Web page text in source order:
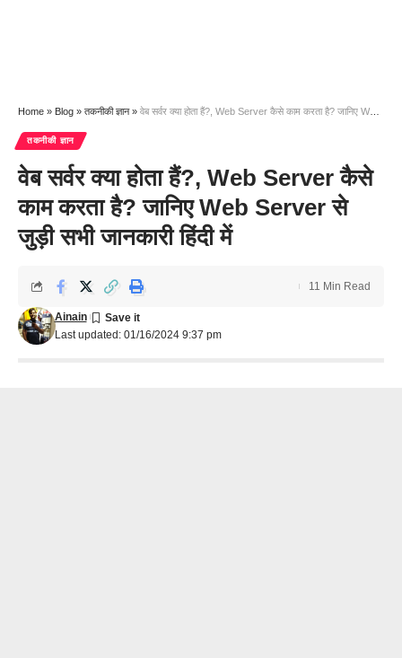
Home » Blog » तकनीकी ज्ञान» वेब सर्वर क्या होता हैं?, Web Server कैसे काम करता है? जानिए Web Server से जुड़ी सभी जानकारी हिंदी में
तकनीकी ज्ञान
वेब सर्वर क्या होता हैं?, Web Server कैसे
काम करता है? जानिए Web Server से
जुड़ी सभी जानकारी हिंदी में
Last updated: 01/16/2024 9:37 pm
Ainain
11 Min Read